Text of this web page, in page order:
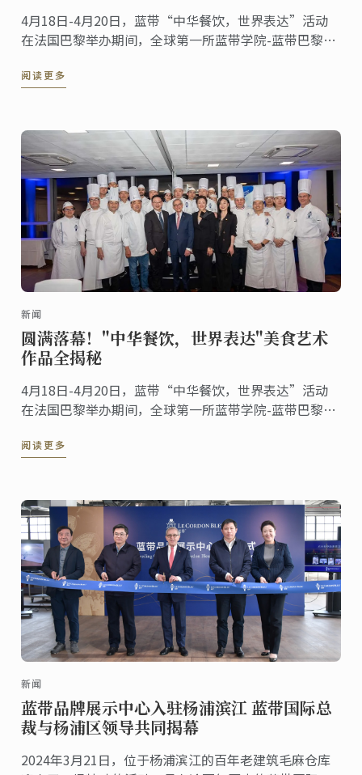
4月18日-4月20日，蓝带“中华餐饮，世界表达”活动
在法国巴黎举办期间，全球第一所蓝带学院-蓝带巴黎校
首季火热启幕！
阅读更多
新闻
圆满落幕！"中华餐饮，世界表达"美食艺术
作品全揭秘
4月18日-4月20日，蓝带“中华餐饮，世界表达”活动
在法国巴黎举办期间，全球第一所蓝带学院-蓝带巴黎校
首季火热启幕！
阅读更多
新闻
蓝带品牌展示中心入驻杨浦滨江 蓝带国际总
裁与杨浦区领导共同揭幕
2024年3月21日，位于杨浦滨江的百年老建筑毛麻仓库